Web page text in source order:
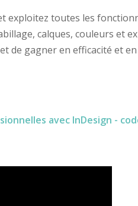
toutes les
calques, couleurs et
gagner en efficacité et
avec InDesign -